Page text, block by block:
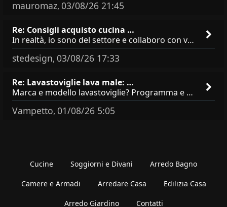
mauromaz, 03/08/26 21:45
Re: Consigli acquisto cucina …
In realtà, io sono del settore e collaboro con vari negozi, ti possono dire che sono tutti brand abbastanza simili come
stedesign, 03/08/26 17:33
Re: Lavastoviglie lava male: …
Marca e modello lavastoviglie? Programma e Deterisvo utilizzato ? Decalcificatore è regolato in in base alla durezza
Vampetto, 01/08/26 5:05
Cucine Soggiorni e Divani Arredo Bagno
Camere e Armadi Arredare Casa Edilizia Casa
Arredo Giardino Contatti